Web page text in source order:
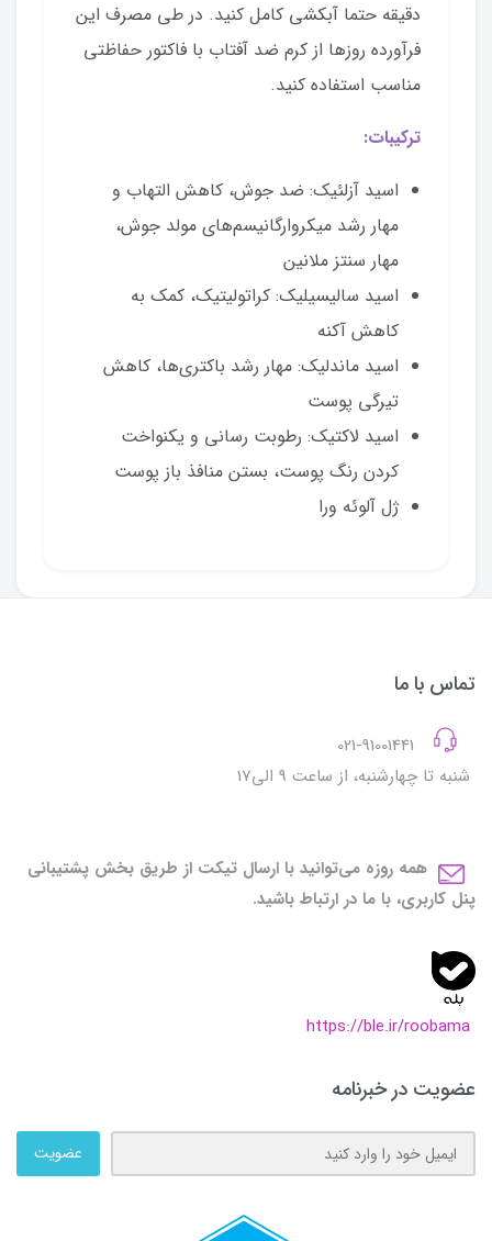
دقیقه حتما آبکشی کامل کنید. در طی مصرف این
فرآورده روزها از کرم ضد آفتاب با فاکتور حفاظتی
مناسب استفاده کنید.
ترکیبات:
اسید آزلئیک: ضد جوش، کاهش التهاب و
مهار رشد میکروارگانیسم‌های مولد جوش،
مهار سنتز ملانین
اسید سالیسیلیک: کراتولیتیک، کمک به
کاهش آکنه
اسید ماندلیک: مهار رشد باکتری‌ها، کاهش
تیرگی پوست
اسید لاکتیک: رطوبت رسانی و یکنواخت
کردن رنگ پوست، بستن منافذ باز پوست
ژل آلوئه ورا
تماس با ما
شنبه تا چهارشنبه، از ساعت 9 الی17
همه روزه می‌توانید با ارسال تیکت از طریق بخش پشتیبانی
پنل کاربری، با ما در ارتباط باشید.
https://ble.ir/roobama
عضویت در خبرنامه
عضویت